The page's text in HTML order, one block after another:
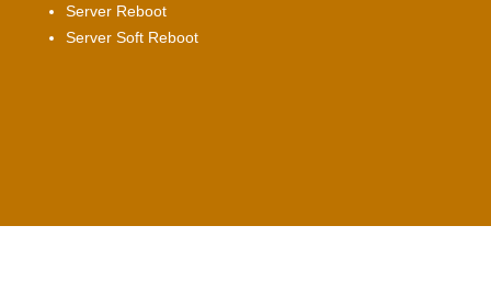
Server Reboot
Server Soft Reboot